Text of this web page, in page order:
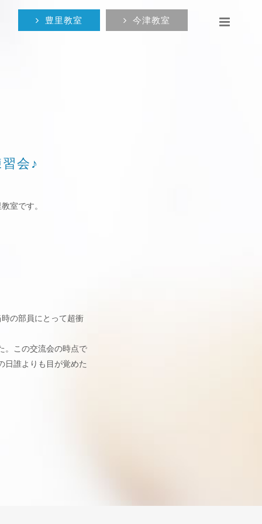
豊里教室 今津教室
会♪
室です。
の部員にとって超衝
。この交流会の時点で
日誰よりも目が覚めた